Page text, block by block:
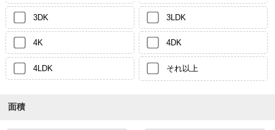
3DK 3LDK
4K 4DK
4LDK それ以上
面積